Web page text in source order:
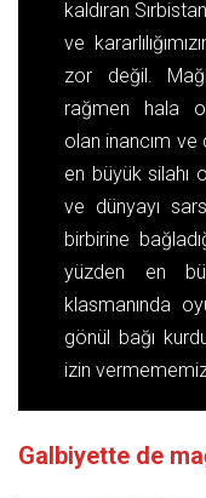
kaldıran
ve
zor değil.
rağmen hala
olan inancım ve
en büyük silahı
ve dünyayı
birbirine
yüzden en
klasmanında
gönül bağı
izin
Galbiyette de